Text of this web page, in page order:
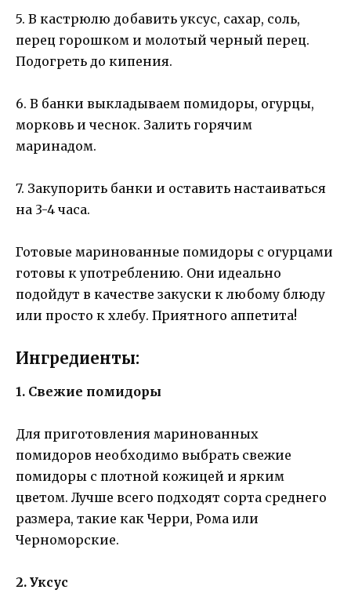
5. В кастрюлю добавить уксус, сахар, соль,
перец горошком и молотый черный перец.
Подогреть до кипения.
6. В банки выкладываем помидоры, огурцы,
морковь и чеснок. Залить горячим
маринадом.
7. Закупорить банки и оставить настаиваться
на 3-4 часа.
Готовые маринованные помидоры с огурцами
готовы к употреблению. Они идеально
подойдут в качестве закуски к любому блюду
или просто к хлебу. Приятного аппетита!
Ингредиенты:
1. Свежие помидоры
Для приготовления маринованных
помидоров необходимо выбрать свежие
помидоры с плотной кожицей и ярким
цветом. Лучше всего подходят сорта среднего
размера, такие как Черри, Рома или
Черноморские.
2. Уксус